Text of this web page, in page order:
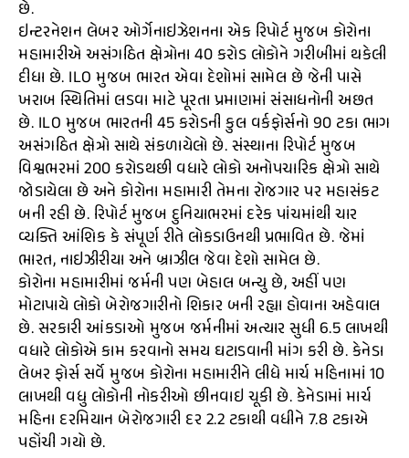
છે.
ઇન્ટરનેશન લેબર ઓર્ગેનાઇઝેશનના એક રિપોર્ટ મુજબ કોરોના
મહામારીએ અસંગઠિત ક્ષેત્રોના 40 કરોડ લોકોને ગરીબીમાં થકેલી
દીધા છે. ILO મુજબ ભારત એવા દેશોમાં સામેલ છે જેની પાસે
ખરાબ સ્થિતિમાં લડવા માટે પૂરતા પ્રમાણમાં સંસાધનોની અછત
છે. ILO મુજબ ભારતની 45 કરોડની કુલ વર્કફોર્સનો 90 ટકા ભાગ
અસંગઠિત ક્ષેત્રો સાથે સંકળાયેલો છે. સંસ્થાના રિપોર્ટ મુજબ
વિશ્વભરમાં 200 કરોડથછી વધારે લોકો અનોપચારિક ક્ષેત્રો સાથે
જોડાયેલા છે અને કોરોના મહામારી તેમના રોજગાર પર મહાસંકટ
બની રહી છે. રિપોર્ટ મુજબ દુનિયાભરમાં દરેક પાંચમાંથી ચાર
વ્યક્તિ આંશિક કે સંપૂર્ણ રીતે લોકડાઉનથી પ્રભાવિત છે. જેમાં
ભારત, નાઇઝીરીયા અને બ્રાઝીલ જેવા દેશો સામેલ છે.
કોરોના મહામારીમાં જર્મની પણ બેહાલ બન્યુ છે, અહીં પણ
મોટાપાયે લોકો બેરોજગારીનો શિકાર બની રહ્યા હોવાના અહેવાલ
છે. સરકારી આંકડાઓ મુજબ જર્મનીમાં અત્યાર સુધી 6.5 લાખથી
વધારે લોકોએ કામ કરવાનો સમય ઘટાડવાની માંગ કરી છે. કેનેડા
લેબર ફોર્સ સર્વે મુજબ કોરોના મહામારીને લીધે માર્ચ મહિનામાં 10
લાખથી વધુ લોકોની નોકરીઓ છીનવાઇ ચૂકી છે. કેનેડામાં માર્ચ
મહિના દરમિયાન બેરોજગારી દર 2.2 ટકાથી વધીને 7.8 ટકાએ
પહોંચી ગયો છે.